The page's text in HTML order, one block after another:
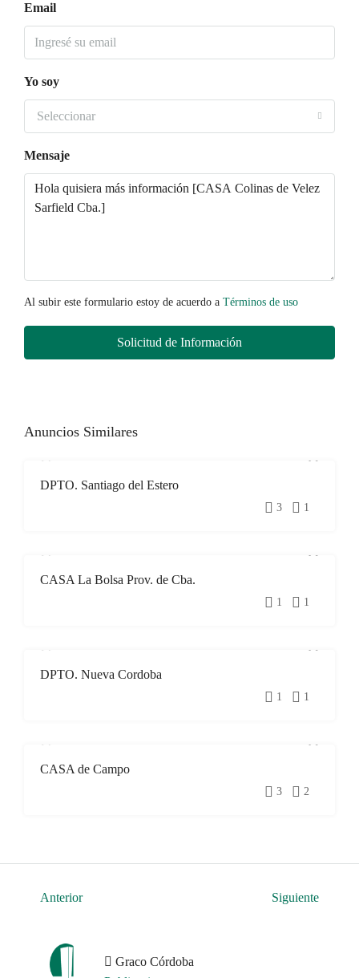
Email
Yo soy
Seleccionar
Mensaje
Al subir este formulario estoy de acuerdo a Términos de uso
Solicitud de Información
Anuncios Similares
DESTACADO
DPTO. Santiago del Estero
3 1
DESTACADO
CASA La Bolsa Prov. de Cba.
1 1
DESTACADO
DPTO. Nueva Cordoba
1 1
DESTACADO
CASA de Campo
3 2
Anterior Siguiente
Graco Córdoba